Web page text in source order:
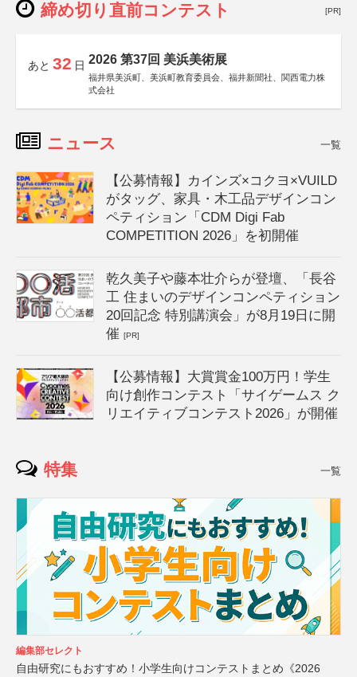
締め切り直前コンテスト [PR]
あと 32 日 2026 第37回 美浜美術展
福井県美浜町、美浜町教育委員会、福井新聞社、関西電力株
式会社
ニュース 一覧
【公募情報】カインズ×コクヨ×VUILD
がタッグ、家具・木工品デザインコン
ペティション「CDM Digi Fab
COMPETITION 2026」を初開催
乾久美子や藤本壮介らが登壇、「長谷
工 住まいのデザインコンペティション
20回記念 特別講演会」が8月19日に開
催[PR]
【公募情報】大賞賞金100万円！学生
向け創作コンテスト「サイゲームス ク
リエイティブコンテスト2026」が開催
特集 一覧
編集部セレクト
自由研究にもおすすめ！小学生向けコンテストまとめ《2026